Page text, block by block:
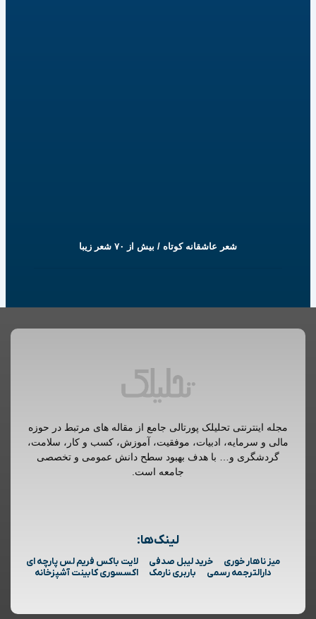
شعر عاشقانه کوتاه / بیش از ۷۰ شعر زیبا
مجله اینترنتی تحلیلک پورتالی جامع از مقاله های مرتبط در حوزه
مالی و سرمایه، ادبیات، موفقیت، آموزش، کسب و کار، سلامت،
گردشگری و… با هدف بهبود سطح دانش عمومی و تخصصی
جامعه است.
لینک‌ها:
میز ناهار خوری خرید لیبل صدفی
لایت باکس فریم لس پارچه ای
دارالترجمه رسمی
باربری نارمک اکسسوری کابینت آشپزخانه